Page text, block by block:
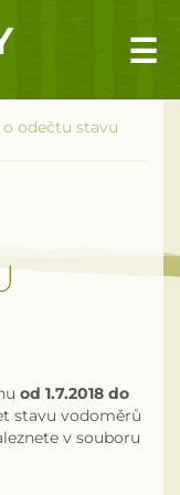
☰
odečtu stavu
od 1.7.2018 do
stavu vodoměrů
v souboru